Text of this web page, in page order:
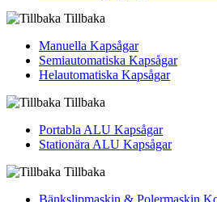
Tillbaka
Manuella Kapsågar
Semiautomatiska Kapsågar
Helautomatiska Kapsågar
Tillbaka
Portabla ALU Kapsågar
Stationära ALU Kapsågar
Tillbaka
Bänkslipmaskin & Polermaskin